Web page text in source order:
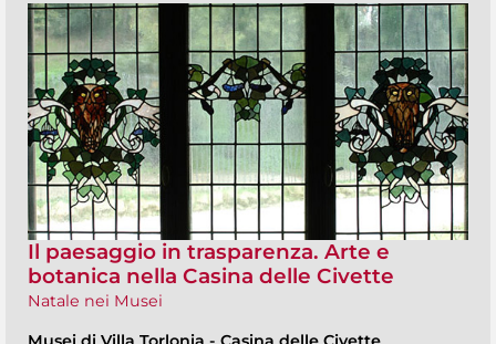
Il paesaggio in trasparenza. Arte e
botanica nella Casina delle Civette
Natale nei Musei